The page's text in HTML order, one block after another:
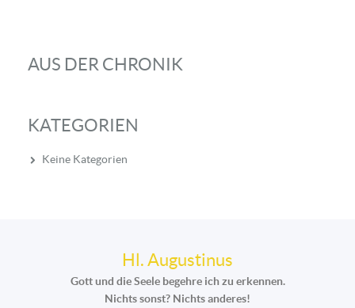
AUS DER CHRONIK
KATEGORIEN
Keine Kategorien
Hl. Augustinus
Gott und die Seele begehre ich zu erkennen.
Nichts sonst? Nichts anderes!